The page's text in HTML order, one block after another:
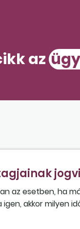
az
az esetben, ha
akkor milyen